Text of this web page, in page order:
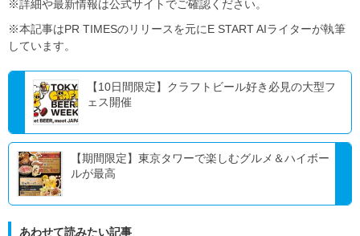
※詳細や最新情報は公式サイトでご確認ください。
※本記事はPR TIMESのリリースを元にE START AIライターが執筆
しています。
【10日間限定】クラフトビール好き必見の大型フ
ェス開催
【期間限定】東京タワーで楽しむグルメ＆ハイボー
ルが最高
あわせて読みたい記事